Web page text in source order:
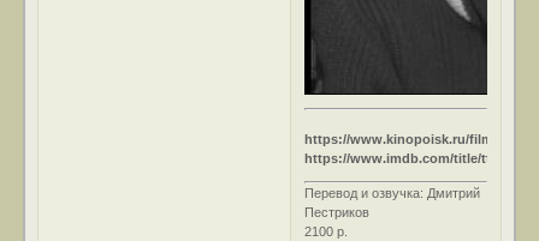
https://www.kinopoisk.ru/film/
https://www.imdb.com/title/
Перевод и озвучка: Дмитрий
Пестриков
2100 р.